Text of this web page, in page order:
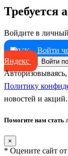
Требуется
Войдите в
Войти
Яндекс
Войти
Политику
новостей и акций.
Помогите нам стать
×
* Оцените сайт